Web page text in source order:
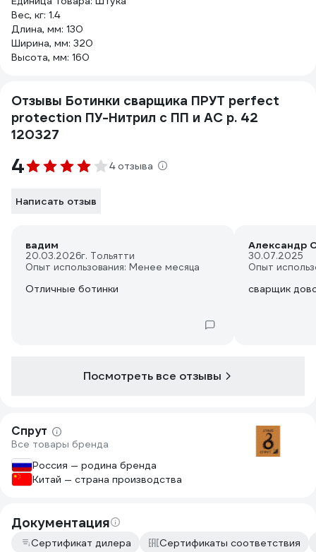
Вес, кг: 1.4
Длина, мм: 130
Ширина, мм: 320
Высота, мм: 160
Отзывы Ботинки сварщика ПРУТ perfect
protection ПУ-Нитрил с ПП и АС р. 42
120327
4 4 отзыва
Написать отзыв
вадим
20.03.2026г. Тольятти
Опыт использования: Менее месяца
Отличные ботинки
Александр
30.07.2025
Опыт
сварщик
Посмотреть все отзывы
Спрут
Все товары бренда
Россия — родина бренда
Китай — страна производства
Документация
Сертификат дилера Сертификаты соответствия